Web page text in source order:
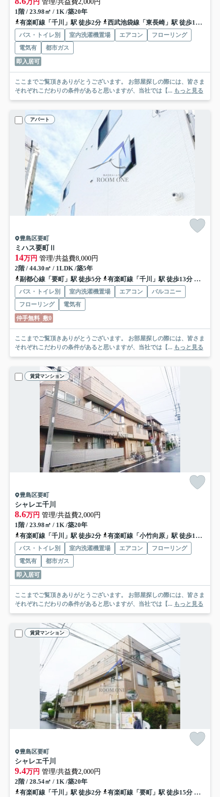
万円 管理/共益費2,000円
1階 / 23.98㎡ / 1K /築20年
有楽町線「千川」駅 徒歩2分
西武池袋線「東長崎」駅 徒歩15分
バス・トイレ別 室内洗濯機置場 エアコン
フローリング
電気有
都市ガス
即入居可
ここまでご覧頂きありがとうございます。 お部屋探しの際には、皆さま
それぞれこだわりの条件があると思いますが、当社では【... もっと見る
アパート
豊島区要町
ミハス要町Ⅱ
14万円 管理/共益費8,000円
2階 / 44.30㎡ / 1LDK /築5年
副都心線「要町」駅 徒歩5分
有楽町線「千川」駅 徒歩13分 山手線
バス・トイレ別 室内洗濯機置場 エアコン
バルコニー
フローリング
電気有
仲手無料 敷0
ここまでご覧頂きありがとうございます。 お部屋探しの際には、皆さま
それぞれこだわりの条件があると思いますが、当社では【... もっと見る
賃貸マンション
豊島区要町
シャレエ千川
8.6万円 管理/共益費2,000円
1階 / 23.98㎡ / 1K /築20年
有楽町線「千川」駅 徒歩2分
有楽町線「小竹向原」駅 徒歩13分
バス・トイレ別 室内洗濯機置場 エアコン
フローリング
電気有
都市ガス
即入居可
ここまでご覧頂きありがとうございます。 お部屋探しの際には、皆さま
それぞれこだわりの条件があると思いますが、当社では【... もっと見る
賃貸マンション
豊島区要町
シャレエ千川
9.4万円 管理/共益費2,000円
2階 / 28.54㎡ / 1K /築20年
有楽町線「千川」駅 徒歩2分
有楽町線「要町」駅 徒歩15分 西武池